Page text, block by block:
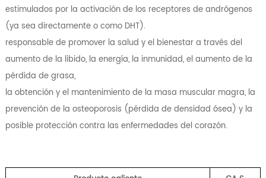
estimulados por la activación de los receptores de andrógenos
(ya sea directamente o como DHT).
responsable de promover la salud y el bienestar a través del
aumento de la libido, la energía, la inmunidad, el aumento de la
pérdida de grasa,
la obtención y el mantenimiento de la masa muscular magra, la
prevención de la osteoporosis (pérdida de densidad ósea) y la
posible protección contra las enfermedades del corazón.